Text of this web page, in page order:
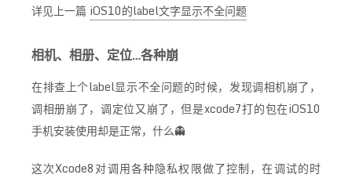
详见上一篇 iOS10的label文字显示不全问题
相机、相册、定位…各种崩
在排查上个label显示不全问题的时候，发现调相机崩了，
调相册崩了，调定位又崩了，但是xcode7打的包在iOS10
手机安装使用却是正常，什么👻
这次Xcode8对调用各种隐私权限做了控制，在调试的时